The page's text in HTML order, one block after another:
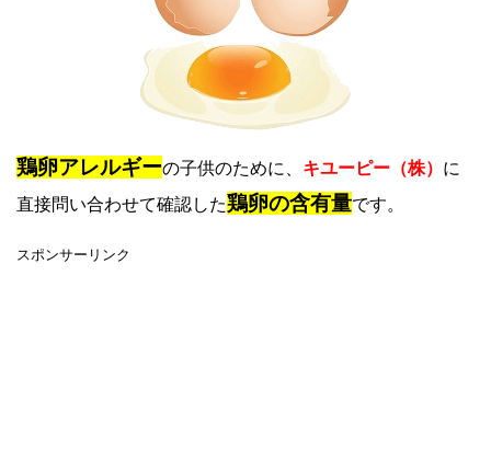
鶏卵アレルギーの子供のために、 キユーピー（株） に
直接問い合わせて確認した鶏卵の含有量です。
スポンサーリンク